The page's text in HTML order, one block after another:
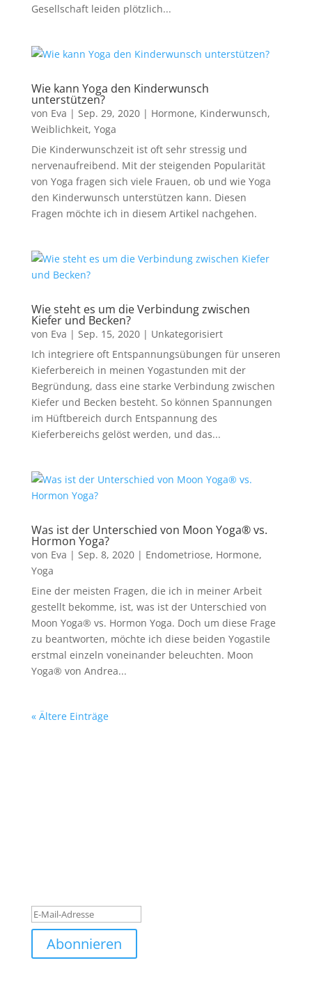
Gesellschaft leiden plötzlich...
Wie kann Yoga den Kinderwunsch
unterstützen?
von Eva | Sep. 29, 2020| Hormone, Kinderwunsch,
Weiblichkeit, Yoga
Die Kinderwunschzeit ist oft sehr stressig und
nervenaufreibend. Mit der steigenden Popularität
von Yoga fragen sich viele Frauen, ob und wie Yoga
den Kinderwunsch unterstützen kann. Diesen
Fragen möchte ich in diesem Artikel nachgehen.
Wie steht es um die Verbindung zwischen
Kiefer und Becken?
von Eva | Sep. 15, 2020| Unkategorisiert
Ich integriere oft Entspannungsübungen für unseren
Kieferbereich in meinen Yogastunden mit der
Begründung, dass eine starke Verbindung zwischen
Kiefer und Becken besteht. So können Spannungen
im Hüftbereich durch Entspannung des
Kieferbereichs gelöst werden, und das...
Was ist der Unterschied von Moon Yoga® vs.
Hormon Yoga?
von Eva | Sep. 8, 2020| Endometriose, Hormone,
Yoga
Eine der meisten Fragen, die ich in meiner Arbeit
gestellt bekomme, ist, was ist der Unterschied von
Moon Yoga® vs. Hormon Yoga. Doch um diese Frage
zu beantworten, möchte ich diese beiden Yogastile
erstmal einzeln voneinander beleuchten. Moon
Yoga® von Andrea...
« Ältere Einträge
Abonnieren